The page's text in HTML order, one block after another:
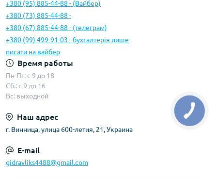
+380 (95) 885-44-88 - (Вайбер)
+380 (73) 885-44-88 -
+380 (67) 885-44-88 - (телеграм)
+380 (99) 499-91-03 - бухгалтерія лише
писати на вайбер
Время работы
Пн-Пт: с 9 до 18
Сб.: с 9 до 16
Вс: выходной
Наш адрес
г. Винница, улица 600-летия, 21, Украина
E-mail
gidravliks4488@gmail.com